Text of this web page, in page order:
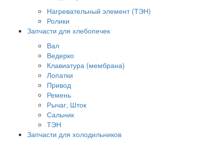
Нагревательный элемент (ТЭН)
Ролики
Запчасти для хлебопечек
Вал
Ведерко
Клавиатура (мембрана)
Лопатки
Привод
Ремень
Рычаг, Шток
Сальник
ТЭН
Запчасти для холодильников